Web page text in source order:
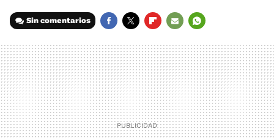
Sin comentarios
MAIL